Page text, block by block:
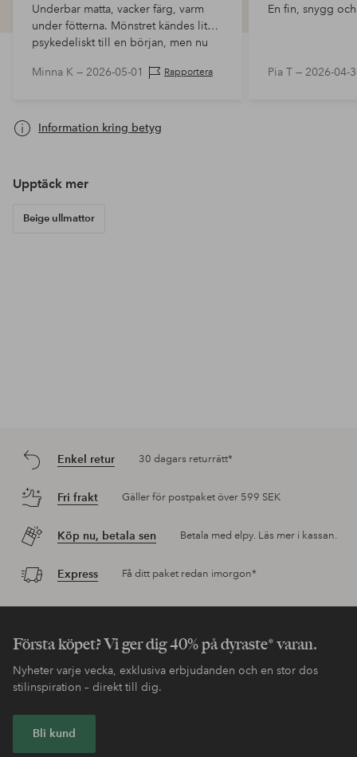
Underbar matta, vacker färg, varm
under fötterna. Mönstret kändes lite
psykedeliskt till en början, men nu
Minna K — 2026-05-01 Rapportera
En fin, snygg
Pia T — 2026-04-
Information kring betyg
Upptäck mer
Beige ullmattor
Enkel retur 30 dagars returrätt*
Fri frakt Gäller för postpaket över 599 SEK
Köp nu, betala sen Betala med elpy. Läs mer i kassan.
Express Få ditt paket redan imorgon*
Första köpet? Vi ger dig 40% på dyraste* varan.
Nyheter varje vecka, exklusiva erbjudanden och en stor dos
stilinspiration – direkt till dig.
Bli kund